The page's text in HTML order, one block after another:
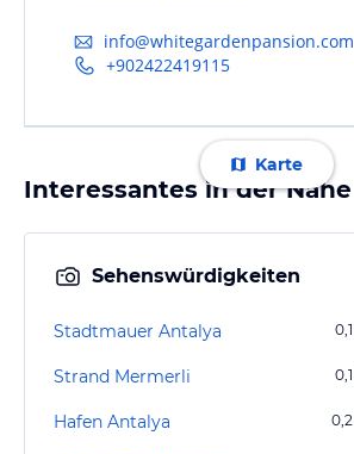
info@whitegardenpansion.com
+902422419115
Karte
Interessantes in der Nähe
Sehenswürdigkeiten
Stadtmauer Antalya 0,1
Strand Mermerli 0,1
Hafen Antalya 0,2